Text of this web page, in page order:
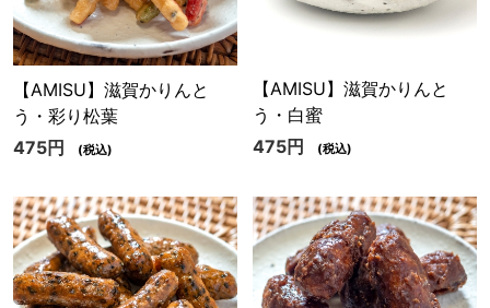
【AMISU】滋賀かりんと
う・彩り松葉
475円
(税込)
【AMISU】滋賀かりんと
う・白蜜
475円
(税込)